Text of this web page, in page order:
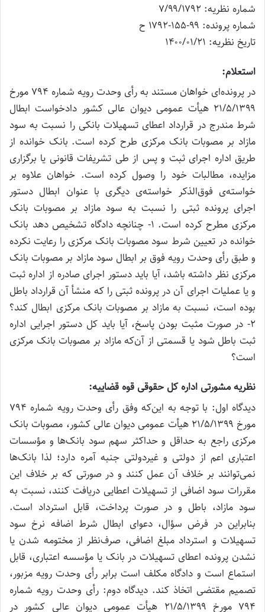
شماره نظریه: ۷/۹۹/۱۷۹۲
شماره پرونده: ۹۹-۱۵۵-۱۷۹۲ ح
تاریخ نظریه: ۱۴۰۰/۰۱/۲۱
استعلام:
در پرونده‌ای خواهان مستند به رأی وحدت رویه‌ شماره ۷۹۴ مورخ
۲۱/۵/۱۳۹۹ هیأت عمومی دیوان عالی کشور دادخواست ابطال
شرط مندرج در قرارداد اعطای تسهیلات بانکی را نسبت به سود
مازاد بر مصوبات بانک مرکزی طرح کرده است. بانک خوانده از
طریق اداره اجرای ثبت و پس از طی تشریفات قانونی یا برگزاری
مزایده، مطالبات خود را وصول کرده است. خواهان علاوه بر
خواسته‌ی فوق‌الذکر خواسته‌ی دیگری با عنوان ابطال دستور
اجرای پرونده ثبتی را نسبت به سود مازاد بر مصوبات بانک
مرکزی مطرح کرده است. ۱- چنانچه دادگاه تشخیص دهد بانک
خوانده در تعیین شرط سود مصوبات بانک مرکزی را رعایت نکرده
و طبق رأی وحدت رویه فوق بر ابطال سود مازاد بر مصوبات بانک
مرکزی نظر داشته باشد، آیا باید دستور اجرای صادره از اداره ثبت
و یا عملیات اجرای آن در پرونده ثبتی را که منشأ آن قرارداد باطل
بوده است، نسبت به مازاد بر مصوبات بانک مرکزی ابطال کند؟
۲- در صورت مثبت بودن پاسخ، آیا باید کل دستور اجرایی اداره
ثبت باطل شود یا قسمتی از آن‌که مازاد بر مصوبات بانک مرکزی
است؟
نظریه مشورتی اداره کل حقوقی قوه قضاییه:
دیدگاه اول: با توجه به این‌که وفق رأی وحدت رویه شماره ۷۹۴
مورخ ۲۱/۵/۱۳۹۹ هیأت عمومی دیوان عالی کشور، مصوبات بانک
مرکزی راجع به حداقل و حداکثر سهم سود بانک‌ها و مؤسسات
اعتباری اعم از دولتی و غیردولتی جنبه آمره دارد؛ لذا بانک‌ها
نمی‌توانند بر خلاف آن عمل کنند و در صورتی‌ که بر خلاف این
مقررات سود اضافی از تسهیلات اعطایی دریافت کنند، نسبت به
سود مازاد، باطل و در صورت پرداخت، قابل استرداد است.
بنابراین در فرض سؤال، دعوای ابطال شرط اضافه نرخ سود
تسهیلات و استرداد مبلغ اضافی، صرف‌‌نظر از مختومه شدن یا
نشدن پرونده اعطای تسهیلات در بانک یا مؤسسه اعتباری، قابل
استماع است و دادگاه مکلف است برابر رأی وحدت رویه مزبور،
تصمیم مقتضی اتخاذ کند. دیدگاه دوم: رأی وحدت رویه شماره
۷۹۴ مورخ ۲۱/۵/۱۳۹۹ هیأت عمومی دیوان عالی کشور در